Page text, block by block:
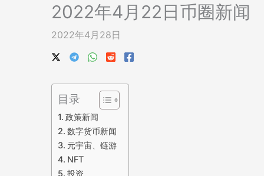
2022年4月22日币圈新闻
2022年4月28日
目录
政策新闻
数字货币新闻
元宇宙、链游
NFT
投资